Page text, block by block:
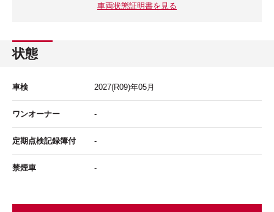
車両状態証明書を見る
状態
車検 2027(R09)年05 月
ワンオーナー -
定期点検記録簿付 -
禁煙車 -